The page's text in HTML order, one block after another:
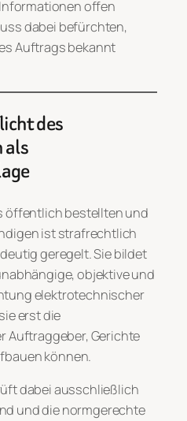
offen
dabei befürchten,
Auftrags bekannt
des
als
öffentlich bestellten und
ist strafrechtlich
geregelt. Sie bildet
objektive und
elektrotechnischer
erst die
Auftraggeber, Gerichte
können.
dabei ausschließlich
und die normgerechte